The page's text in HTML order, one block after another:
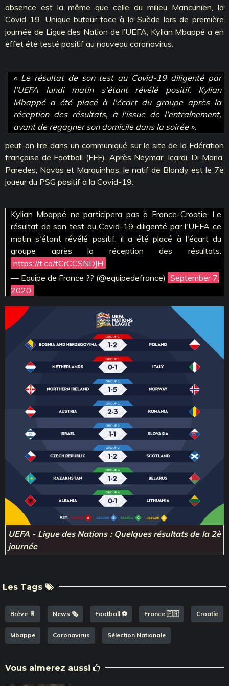
absence est la même que celle du milieu Mancunien, la
Covid-19. Unique buteur face à la Suède lors de première
journée de Ligue des Nation de l’UEFA, Kylian Mbappé a en
effet été testé positif au nouveau coronavirus.
« Le résultat de son test au Covid-19 diligenté par
l'UEFA lundi matin s'étant révélé positif, Kylian
Mbappé a été placé à l'écart du groupe après la
réception des résultats, à l'issue de l'entraînement,
avant de regagner son domicile dans la soirée »,
peut-on lire dans un communiqué sur le site de la Fdération
française de Football (FFF). Après Neymar, Icardi, Di Maria,
Paredes, Navas et Marquinhos, le natif de Blondy est le 7è
joueur du PSG positif à la Covid-19.
Kylian Mbappé ne participera pas à France-Croatie. Le
résultat de son test au Covid-19 diligenté par l'UEFA ce
matin s'étant révélé positif, il a été placé à l'écart du
groupe après la réception des résultats.
https://t.co/tCrCCSNDJH
— Equipe de France ?? (@equipedefrance) September 7,
2020
UEFA - Ligue des Nations : Quelques résultats de la 2è
journée
Les Tags
Brève 📄 News 🗞️ Football ⚽️ France 🇫🇷 Croatie
Mbappe Coronavirus Sélection Nationale
Vous aimerez aussi